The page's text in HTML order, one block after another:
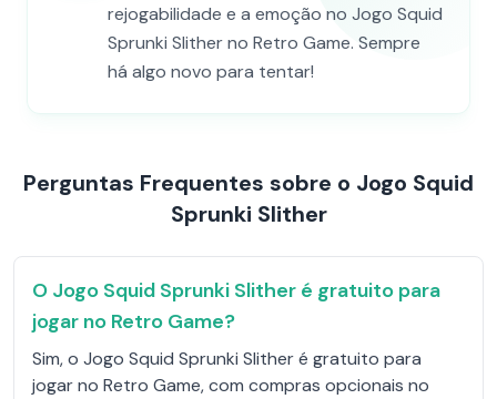
rejogabilidade e a emoção no Jogo Squid
Sprunki Slither no Retro Game. Sempre
há algo novo para tentar!
Perguntas Frequentes sobre o Jogo Squid
Sprunki Slither
O Jogo Squid Sprunki Slither é gratuito para
jogar no Retro Game?
Sim, o Jogo Squid Sprunki Slither é gratuito para
jogar no Retro Game, com compras opcionais no